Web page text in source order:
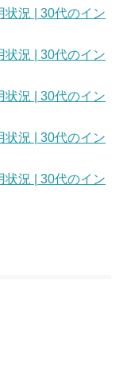
状況 | 30代のイン
状況 | 30代のイン
状況 | 30代のイン
状況 | 30代のイン
状況 | 30代のイン